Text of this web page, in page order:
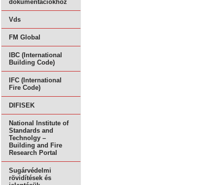
dokumentációkhoz
Vds
FM Global
IBC (International
Building Code)
IFC (International
Fire Code)
DIFISEK
National Institute of
Standards and
Technolgy –
Building and Fire
Research Portal
Sugárvédelmi
rövidítések és